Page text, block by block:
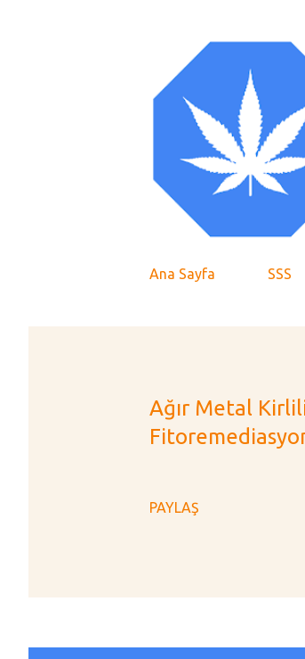
Ana Sayfa SSS
Ağır Metal
PAYLAŞ